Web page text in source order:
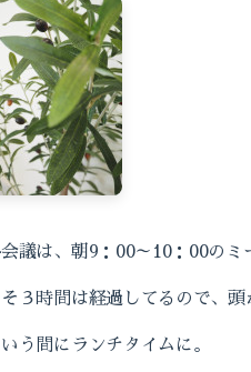
議は、朝9：00～10：00のミ
３時間は経過してるので、
う間にランチタイムに。